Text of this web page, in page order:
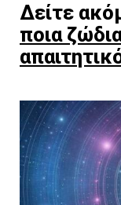
Δείτε
ποια